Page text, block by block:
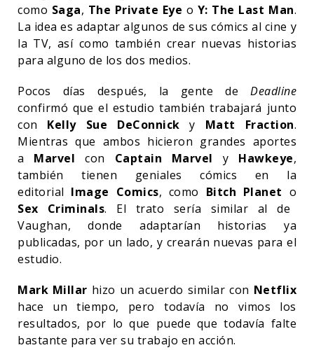
como Saga, The Private Eye o Y: The Last Man.
La idea es adaptar algunos de sus cómics al cine y
la TV, así como también crear nuevas historias
para alguno de los dos medios.
Pocos días después, la gente de Deadline
confirmó que el estudio también trabajará junto
con Kelly Sue DeConnick y Matt Fraction.
Mientras que ambos hicieron grandes aportes
a Marvel con Captain Marvel y Hawkeye,
también tienen geniales cómics en la
editorial Image Comics, como Bitch Planet o
Sex Criminals. El trato sería similar al de
Vaughan, donde adaptarían historias ya
publicadas, por un lado, y crearán nuevas para el
estudio.
Mark Millar hizo un acuerdo similar con Netflix
hace un tiempo, pero todavía no vimos los
resultados, por lo que puede que todavía falte
bastante para ver su trabajo en acción.